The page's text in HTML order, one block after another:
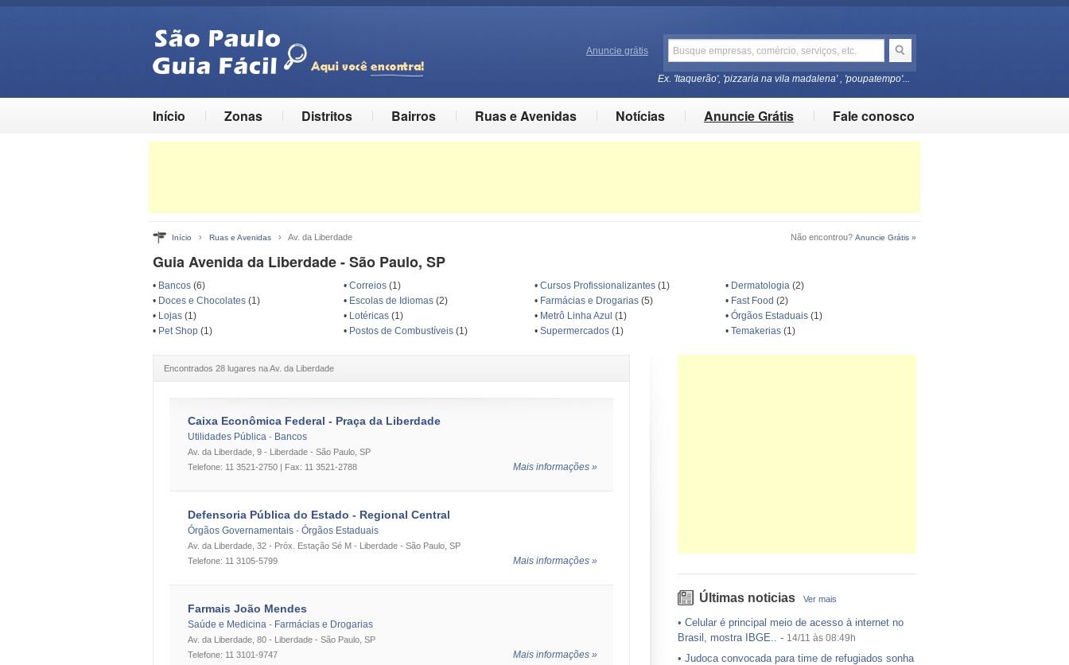
Anuncie grátis
Ex. 'Itaquerão', 'pizzaria na vila madalena' , 'poupatempo'...
Início Zonas Distritos Bairros Ruas e Avenidas Notícias Anuncie Grátis Fale conosco
Início › Ruas e Avenidas › Av. da Liberdade Não encontrou? Anuncie Grátis »
Guia Avenida da Liberdade - São Paulo, SP
• Bancos (6) • Correios(1) • Cursos Profissionalizantes(1) • Dermatologia(2)
• Doces e Chocolates (1) • Escolas de Idiomas(2) • Farmácias e Drogarias(5) • Fast Food (2)
• Lojas (1) • Lotéricas(1) • Metrô Linha Azul (1) • Órgãos Estaduais(1)
• Pet Shop (1) • Postos de Combustíveis(1) • Supermercados(1) • Temakerias(1)
Encontrados 28 lugares na Av. da Liberdade
Caixa Econômica Federal - Praça da Liberdade
Utilidades Pública - Bancos
Av. da Liberdade, 9 - Liberdade - São Paulo, SP
Mais informações »
Telefone: 11 3521-2750 | Fax: 11 3521-2788
Defensoria Pública do Estado - Regional Central
Órgãos Governamentais - Órgãos Estaduais
Av. da Liberdade, 32 - Próx. Estação Sé M - Liberdade - São Paulo, SP
Mais informações »
Telefone: 11 3105-5799
Farmais João Mendes
Saúde e Medicina - Farmácias e Drogarias
Av. da Liberdade, 80 - Liberdade - São Paulo, SP
Mais informações »
Telefone: 11 3101-9747
Últimas noticias Ver mais
• Celular é principal meio de acesso à internet no
Brasil, mostra IBGE.. - 14/11 às 08:49h
• Judoca convocada para time de refugiados sonha